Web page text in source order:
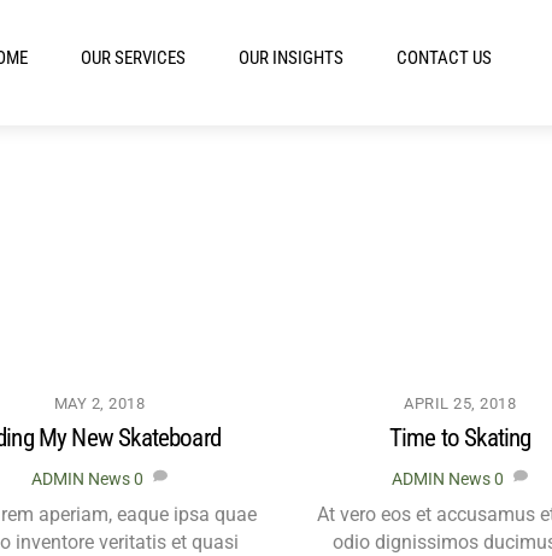
OUR SERVICES OUR INSIGHTS CONTACT US
MAY 2, 2018
My New Skateboard
ADMIN News0
aperiam, eaque ipsa quae
inventore veritatis et quasi
APRIL 25, 2018
Time to Skating
ADMIN News 0
At vero eos et accusamus
odio dignissimos